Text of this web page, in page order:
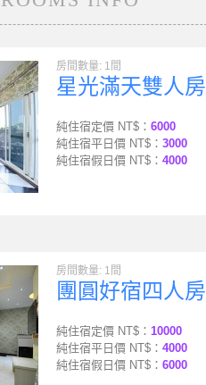
房間數量: 1間
星光滿天雙人房
純住宿定價 NT$： 6000
純住宿平日價 NT$： 3000
純住宿假日價 NT$： 4000
房間數量: 1間
團圓好宿四人房
純住宿定價 NT$： 10000
純住宿平日價 NT$： 4000
純住宿假日價 NT$： 6000